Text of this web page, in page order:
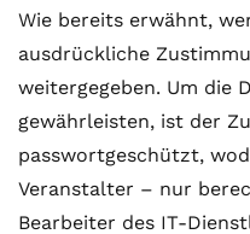
Wie bereits erwähnt,
ausdrückliche
weitergegeben. Um die
gewährleisten, ist der
passwortgeschützt,
Veranstalter – nur
Bearbeiter des IT-